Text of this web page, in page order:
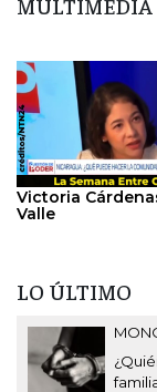
Victoria
Valle
LO ÚLTIMO